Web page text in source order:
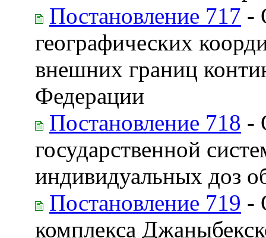
Постановление 717 -
географических
внешних границ
Федерации
Постановление 718 -
государственной
индивидуальных доз
Постановление 719 -
комплекса